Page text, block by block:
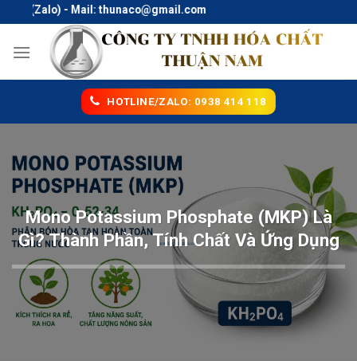
to
content
- Mail: thunaco@gmail.com
HOTLINE/ZALO: 0938 414 118
Mono Potassium Phosphate (MKP) Là
Gì? Thành Phần, Tính Chất Và Ứng Dụng